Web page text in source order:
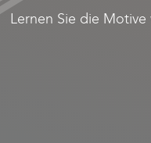
Lernen Sie die